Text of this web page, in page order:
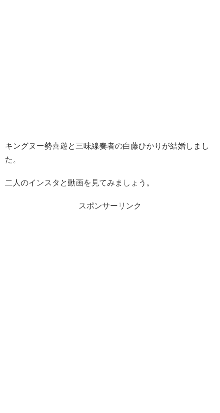
キングヌー勢喜遊と三味線奏者の白藤ひかりが結婚しまし
た。
二人のインスタと動画を見てみましょう。
スポンサーリンク